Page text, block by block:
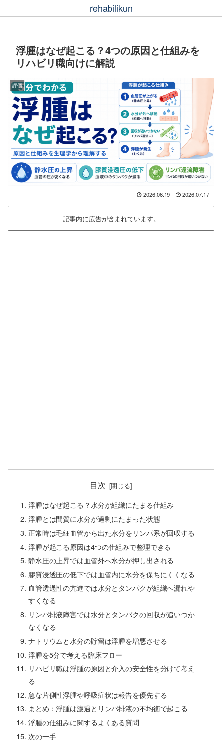
rehabilikun
浮腫はなぜ起こる？4つの原因と仕組みを
リハビリ職向けに解説
評価
2026.06.19 2026.07.17
記事内に広告が含まれています。
目次
浮腫はなぜ起こる？水分が組織にたまる仕組み
浮腫とは間質に水分が過剰にたまった状態
正常時は毛細血管から出た水分をリンパ系が回収する
浮腫が起こる原因は4つの仕組みで整理できる
静水圧の上昇では血管外へ水分が押し出される
膠質浸透圧の低下では血管内に水分を保ちにくくなる
血管透過性の亢進では水分とタンパクが組織へ漏れや
すくなる
リンパ排液障害では水分とタンパクの回収が追いつか
なくなる
ナトリウムと水分の貯留は浮腫を増悪させる
浮腫を5分で考える臨床フロー
リハビリ職は浮腫の原因と介入の安全性を分けて考え
る
急な片側性浮腫や呼吸症状は報告を優先する
まとめ：浮腫は濾過とリンパ排液の不均衡で起こる
浮腫の仕組みに関するよくある質問
次の一手